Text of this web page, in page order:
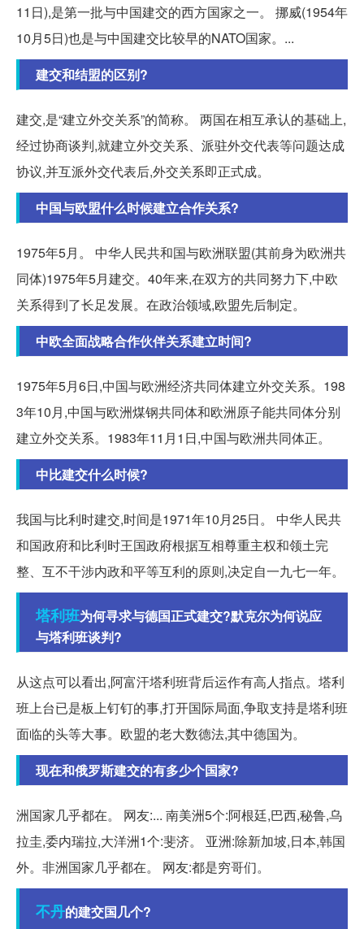
11日),是第一批与中国建交的西方国家之一。 挪威(1954年
10月5日)也是与中国建交比较早的NATO国家。...
建交和结盟的区别?
建交,是“建立外交关系”的简称。 两国在相互承认的基础上,
经过协商谈判,就建立外交关系、派驻外交代表等问题达成
协议,并互派外交代表后,外交关系即正式成。
中国与欧盟什么时候建立合作关系?
1975年5月。 中华人民共和国与欧洲联盟(其前身为欧洲共
同体)1975年5月建交。40年来,在双方的共同努力下,中欧
关系得到了长足发展。在政治领域,欧盟先后制定。
中欧全面战略合作伙伴关系建立时间?
1975年5月6日,中国与欧洲经济共同体建立外交关系。198
3年10月,中国与欧洲煤钢共同体和欧洲原子能共同体分别
建立外交关系。1983年11月1日,中国与欧洲共同体正。
中比建交什么时候?
我国与比利时建交,时间是1971年10月25日。 中华人民共
和国政府和比利时王国政府根据互相尊重主权和领土完
整、互不干涉内政和平等互利的原则,决定自一九七一年。
塔利班为何寻求与德国正式建交?默克尔为何说应
与塔利班谈判?
从这点可以看出,阿富汗塔利班背后运作有高人指点。塔利
班上台已是板上钉钉的事,打开国际局面,争取支持是塔利班
面临的头等大事。欧盟的老大数德法,其中德国为。
现在和俄罗斯建交的有多少个国家?
洲国家几乎都在。 网友:... 南美洲5个:阿根廷,巴西,秘鲁,乌
拉圭,委内瑞拉,大洋洲1个:斐济。 亚洲:除新加坡,日本,韩国
外。非洲国家几乎都在。 网友:都是穷哥们。
不丹的建交国几个?